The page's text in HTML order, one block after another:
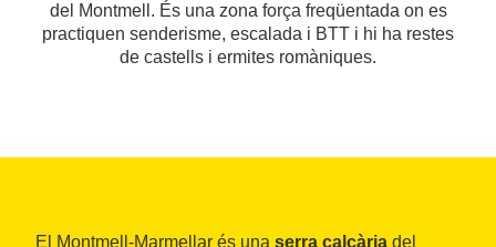
del Montmell. És una zona força freqüentada on es
practiquen senderisme, escalada i BTT i hi ha restes
de castells i ermites romàniques.
El Montmell-Marmellar és una serra calcària del